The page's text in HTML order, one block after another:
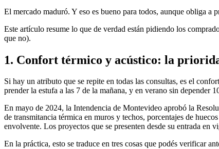
El mercado maduró. Y eso es bueno para todos, aunque obliga a
Este artículo resume lo que de verdad están pidiendo los
que no).
1. Confort térmico y acústico: la
Si hay un atributo que se repite en todas las consultas, es el
prender la estufa a las 7 de la mañana, y en verano sin depender
En mayo de 2024, la Intendencia de Montevideo aprobó la
de transmitancia térmica en muros y techos, porcentajes de
envolvente. Los proyectos que se presenten desde su entrada en
En la práctica, esto se traduce en tres cosas que podés verificar